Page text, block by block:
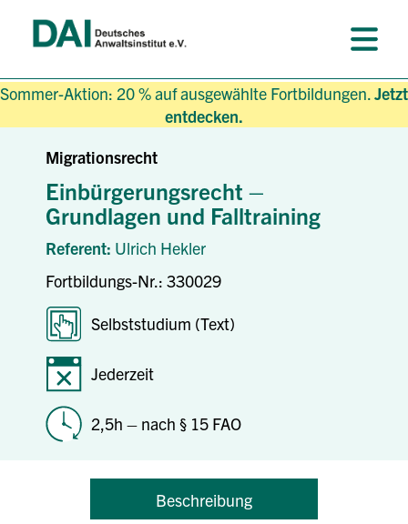
Sommer-Aktion: 20 % auf ausgewählte Fortbildungen.Jetzt
entdecken.
Migrationsrecht
Einbürgerungsrecht –
Grundlagen und Falltraining
Referent: Ulrich Hekler
Fortbildungs-Nr.: 330029
Selbststudium (Text)
Jederzeit
2,5h – nach § 15 FAO
Beschreibung